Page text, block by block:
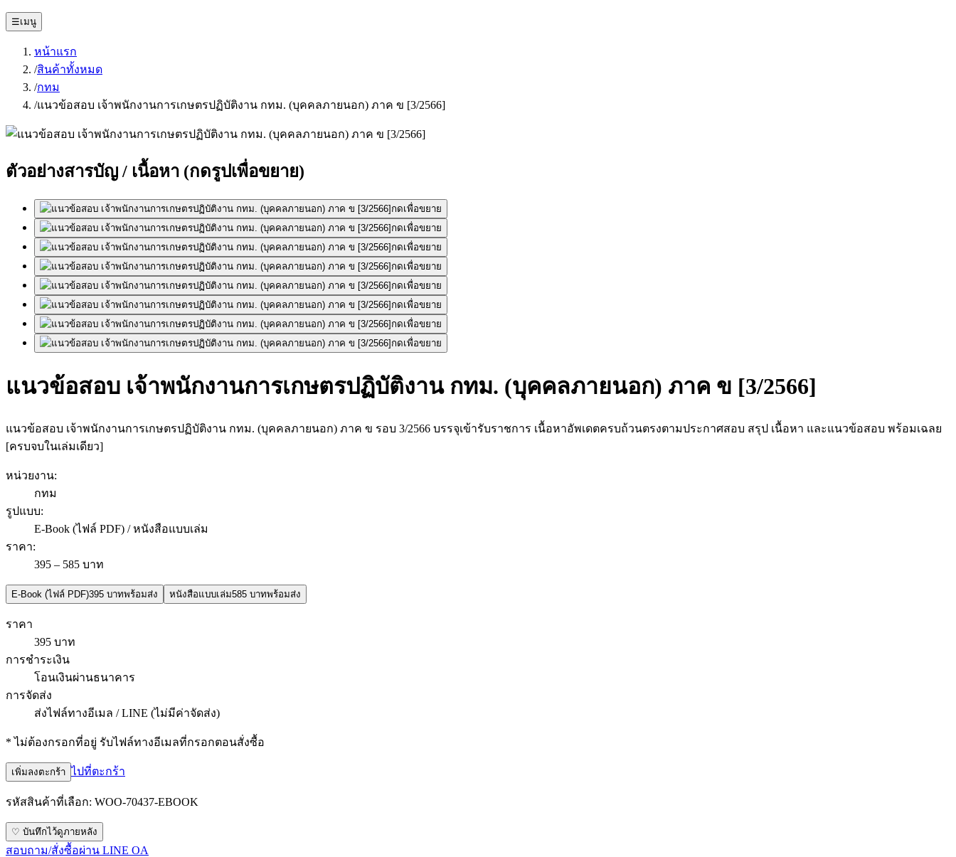
☰เมนู
หน้าแรก
/สินค้าทั้งหมด
/กทม
/แนวข้อสอบ เจ้าพนักงานการเกษตรปฏิบัติงาน กทม. (บุคคลภายนอก) ภาค ข [3/2566]
ตัวอย่างสารบัญ / เนื้อหา (กดรูปเพื่อขยาย)
กดเพื่อขยาย
กดเพื่อขยาย
กดเพื่อขยาย
กดเพื่อขยาย
กดเพื่อขยาย
กดเพื่อขยาย
กดเพื่อขยาย
กดเพื่อขยาย
แนวข้อสอบ เจ้าพนักงานการเกษตรปฏิบัติงาน กทม. (บุคคลภายนอก) ภาค ข [3/2566]
แนวข้อสอบ เจ้าพนักงานการเกษตรปฏิบัติงาน กทม. (บุคคลภายนอก) ภาค ข รอบ 3/2566 บรรจุเข้ารับราชการ เนื้อหาอัพเดตครบถ้วนตรงตามประกาศสอบ สรุป เนื้อหา และแนวข้อสอบ พร้อมเฉลย
[ครบจบในเล่มเดียว]
หน่วยงาน:
กทม
รูปแบบ:
E-Book (ไฟล์ PDF) / หนังสือแบบเล่ม
ราคา:
395 – 585 บาท
E-Book (ไฟล์ PDF)395 บาทพร้อมส่ง หนังสือแบบเล่ม585 บาทพร้อมส่ง
ราคา
395 บาท
การชำระเงิน
โอนเงินผ่านธนาคาร
การจัดส่ง
ส่งไฟล์ทางอีเมล / LINE (ไม่มีค่าจัดส่ง)
* ไม่ต้องกรอกที่อยู่ รับไฟล์ทางอีเมลที่กรอกตอนสั่งซื้อ
เพิ่มลงตะกร้า ไปที่ตะกร้า
รหัสสินค้าที่เลือก: WOO-70437-EBOOK
♡ บันทึกไว้ดูภายหลัง
สอบถาม/สั่งซื้อผ่าน LINE OA